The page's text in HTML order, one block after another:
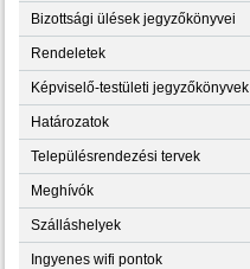
Bizottsági ülések jegyzőkönyvei
Rendeletek
Képviselő-testületi jegyzőkönyvek
Határozatok
Településrendezési tervek
Meghívók
Szálláshelyek
Ingyenes wifi pontok